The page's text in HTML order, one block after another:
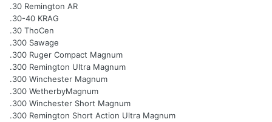
.30 Remington AR
.30-40 KRAG
.30 ThoCen
.300 Sawage
.300 Ruger Compact Magnum
.300 Remington Ultra Magnum
.300 Winchester Magnum
.300 WetherbyMagnum
.300 Winchester Short Magnum
.300 Remington Short Action Ultra Magnum